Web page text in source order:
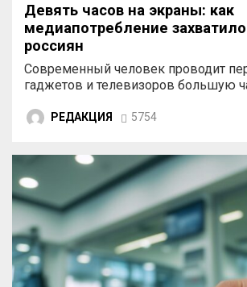
Девять часов на экраны: как
медиапотребление
россиян
Современный человек проводит
гаджетов и телевизоров большую
РЕДАКЦИЯ 5754